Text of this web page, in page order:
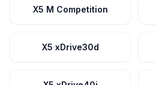
X5 M Competition
X5 xDrive30d